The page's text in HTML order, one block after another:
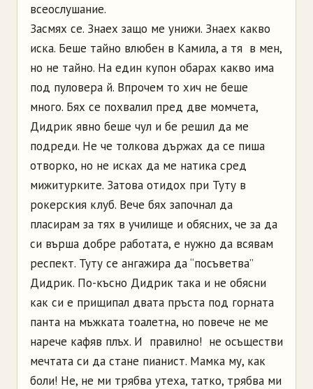
всеослушание.
Засмях се. Знаех защо ме унижи. Знаех какво
иска. Беше тайно влюбен в Камила, а тя ­ в мен,
но не тайно. На един купон обарах какво има
под пуловера й. Впрочем то хич не беше
много. Бях се похвалил пред две момчета,
Дидрик явно беше чул и бе решил да ме
подреди. Не че толкова държах да се пиша
отворко, но не исках да ме натика сред
мижитурките. Затова отидох при Туту в
рокерския клуб. Вече бях започнал да
пласирам за тях в училище и обясних, че за да
си върша добре работата, е нужно да всявам
респект. Туту се ангажира да “посъветва”
Дидрик. По-късно Дидрик така и не обясни
как си е прищипал двата пръста под горната
панта на мъжката тоалетна, но повече не ме
нарече кафяв плъх. И ­ правилно! ­ не осъществи
мечтата си да стане пианист. Мамка му, как
боли! Не, не ми трябва утеха, татко, трябва ми